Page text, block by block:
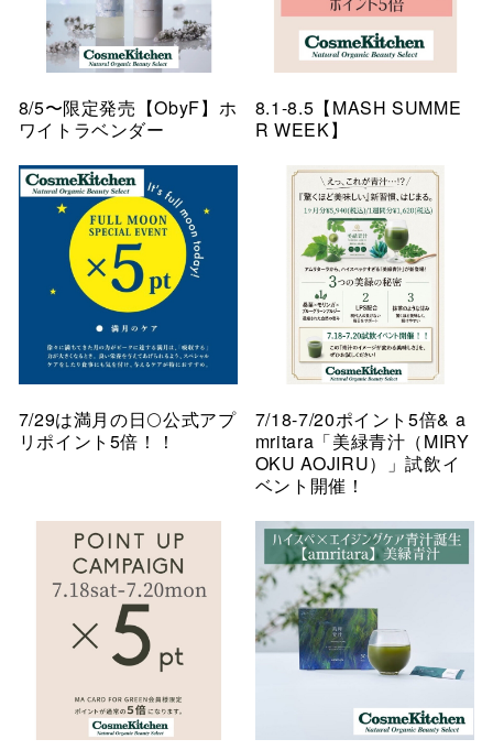
8/5〜限定発売【ObyF】ホ
ワイトラベンダー
8.1-8.5【MASH SUMME
R WEEK】
7/29は満月の日🌕公式アプ
リポイント5倍！！
7/18-7/20ポイント5倍& a
mritara「美緑青汁（MIRY
OKU AOJIRU）」試飲イ
ベント開催！